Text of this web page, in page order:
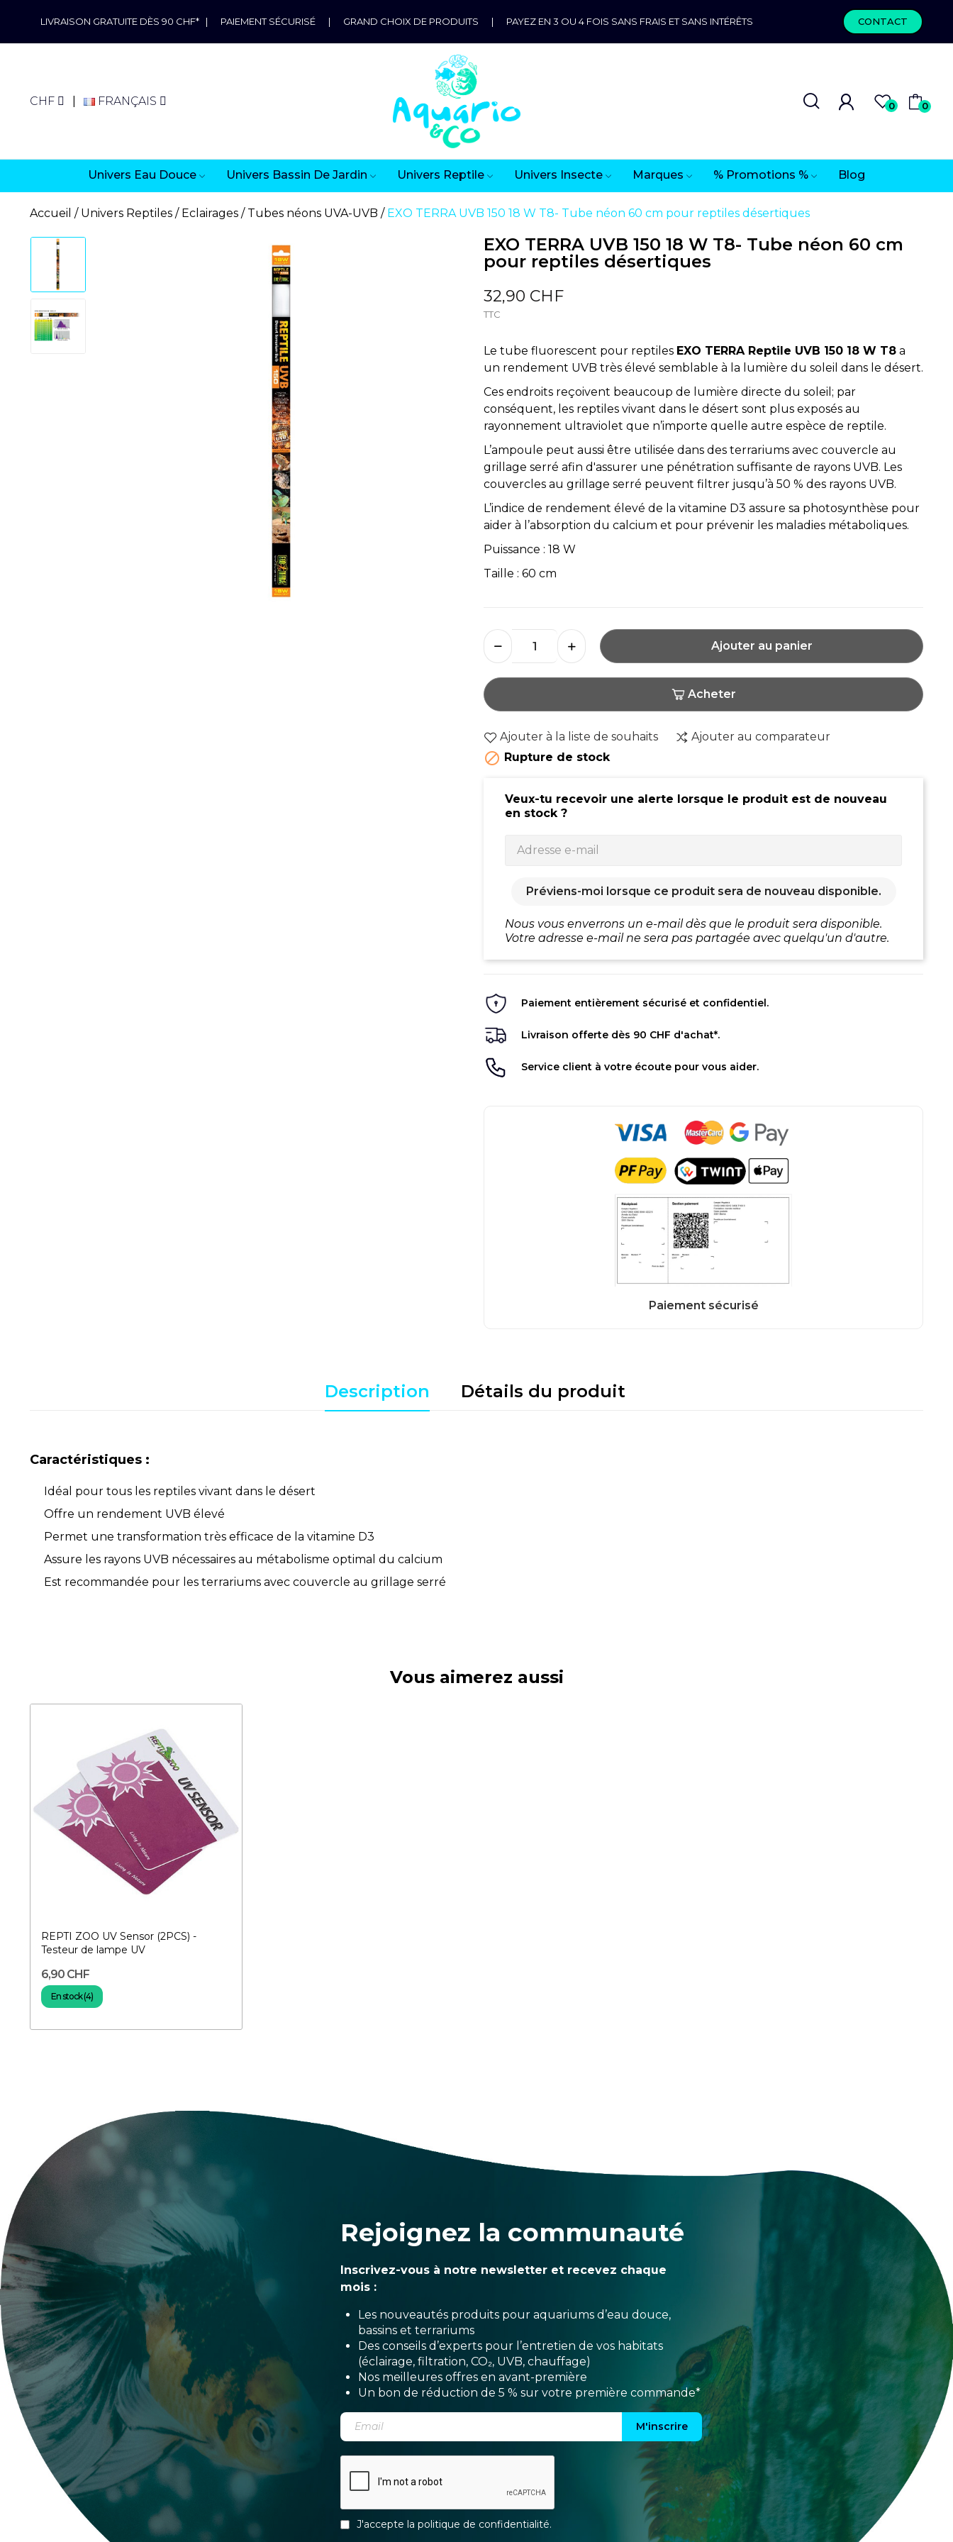
LIVRAISON GRATUITE DÈS 90 CHF* | PAIEMENT SÉCURISÉ | GRAND CHOIX DE PRODUITS | PAYEZ EN 3 OU 4 FOIS SANS FRAIS ET SANS INTÉRÊTS CONTACT
CHF FRANÇAIS 0 0
Univers Eau Douce Univers Bassin De Jardin Univers Reptile Univers Insecte Marques % Promotions % Blog
Accueil Univers Reptiles Eclairages Tubes néons UVA-UVB EXO TERRA UVB 150 18 W T8- Tube néon 60 cm pour reptiles désertiques
EXO TERRA UVB 150 18 W T8- Tube néon 60 cm
pour reptiles désertiques
32,90 CHF
TTC
Le tube fluorescent pour reptiles EXO TERRA Reptile UVB 150 18 W T8 a
un rendement UVB très élevé semblable à la lumière du soleil dans le désert.
Ces endroits reçoivent beaucoup de lumière directe du soleil; par
conséquent, les reptiles vivant dans le désert sont plus exposés au
rayonnement ultraviolet que n’importe quelle autre espèce de reptile.
L’ampoule peut aussi être utilisée dans des terrariums avec couvercle au
grillage serré afin d'assurer une pénétration suffisante de rayons UVB. Les
couvercles au grillage serré peuvent filtrer jusqu’à 50 % des rayons UVB.
L’indice de rendement élevé de la vitamine D3 assure sa photosynthèse pour
aider à l’absorption du calcium et pour prévenir les maladies métaboliques.
Puissance : 18 W
Taille : 60 cm
Ajouter au panier
Acheter
Ajouter à la liste de souhaits Ajouter au comparateur
 Rupture de stock
Veux-tu recevoir une alerte lorsque le produit est de nouveau
en stock ?
Préviens-moi lorsque ce produit sera de nouveau disponible.
Nous vous enverrons un e-mail dès que le produit sera disponible.
Votre adresse e-mail ne sera pas partagée avec quelqu'un d'autre.
Paiement entièrement sécurisé et confidentiel.
Livraison offerte dès 90 CHF d'achat*.
Service client à votre écoute pour vous aider.
Description Détails du produit
Caractéristiques :
Idéal pour tous les reptiles vivant dans le désert
Offre un rendement UVB élevé
Permet une transformation très efficace de la vitamine D3
Assure les rayons UVB nécessaires au métabolisme optimal du calcium
Est recommandée pour les terrariums avec couvercle au grillage serré
Vous aimerez aussi
REPTI ZOO UV Sensor (2PCS) -
Testeur de lampe UV
6,90 CHF
En stock (4)
Rejoignez la communauté
Inscrivez-vous à notre newsletter et recevez chaque
mois :
Les nouveautés produits pour aquariums d’eau douce,
bassins et terrariums
Des conseils d’experts pour l’entretien de vos habitats
(éclairage, filtration, CO₂, UVB, chauffage)
Nos meilleures offres en avant-première
Un bon de réduction de 5 % sur votre première commande*
M'inscrire
J'accepte la politique de confidentialité.